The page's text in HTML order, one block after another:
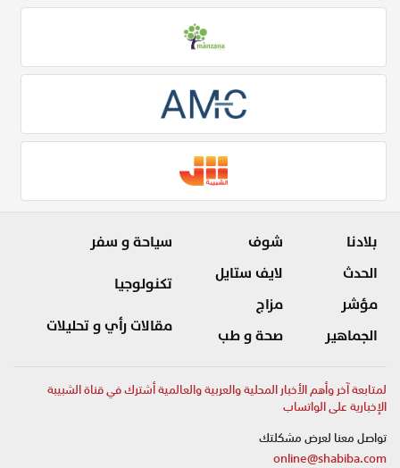
بلادنا
الحدث
مؤشر
الجماهير
شوف
لايف ستايل
مزاج
صحة و طب
سياحة و سفر
تكنولوجيا
مقالات رأي و تحليلات
لمتابعة آخر وأهم الأخبار المحلية والعربية والعالمية أشترك في قناة الشبيبة
الإخبارية على الواتساب
تواصل معنا لعرض مشكلتك
online@shabiba.com